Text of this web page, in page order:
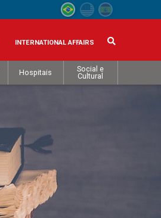
INTERNATIONAL AFFAIRS
Hospitais
Social e
Cultural